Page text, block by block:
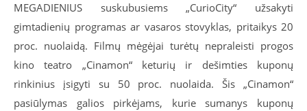
MEGADIENIUS suskubusiems „CurioCity“ užsakyti
gimtadienių programas ar vasaros stovyklas, pritaikys 20
proc. nuolaidą. Filmų mėgėjai turėtų nepraleisti progos
kino teatro „Cinamon“ keturių ir dešimties kuponų
rinkinius įsigyti su 50 proc. nuolaida. Šis „Cinamon“
pasiūlymas galios pirkėjams, kurie sumanys kuponų